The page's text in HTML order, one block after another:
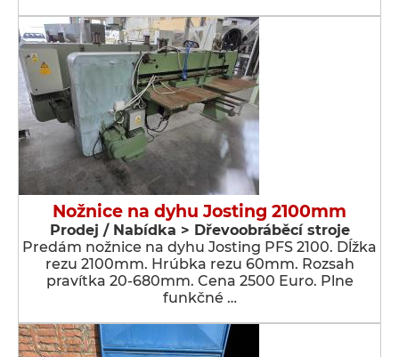
Nožnice na dyhu Josting 2100mm
Prodej / Nabídka > Dřevoobráběcí stroje
Predám nožnice na dyhu Josting PFS 2100. Dĺžka
rezu 2100mm. Hrúbka rezu 60mm. Rozsah
pravítka 20-680mm. Cena 2500 Euro. Plne
funkčné …